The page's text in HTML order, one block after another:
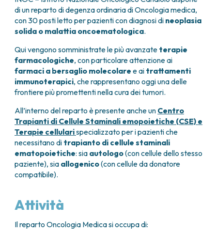
TUMORI TESTA E COLLO
TUMORI TIROIDE E GHIANDOLE ENDOCRINE
APPARATO GENITALE-RIPRODUTTIVO
ENDOMETRIOSI
FIBROMI UTERINI
TUMORE CERVICE UTERINA
TUMORI ENDOMETRIO
TUMORI MAMMELLA
TUMORI OVAIO
TUMORI PROSTATA
TUMORI TESTICOLO
TUMORI VESCICA
TUMORI VULVA
TUMORI DI PELLE, SANGUE E TESSUTI
LEUCEMIE ACUTE
MELANOMI
METASTASI DEL SISTEMA NERVOSO CENTRALE
AREE CHIRURGICHE
ANESTESIA E RIANIMAZIONE
BREAST UNIT
CENTRO PER I TUMORI DELL’OVAIO
CHIRURGIA ONCOLOGICA
CHIRURGIA PLASTICA RICOSTRUTTIVA
CHIRURGIA TORACICA ONCOLOGICA
CHIRURGIA DEI TUMORI DELLA PELLE
CHIRURGIA UROLOGICA
CHIRURGIA SENOLOGICA
GASTROENTEROLOGIA ED ENDOSCOPIA
DIGESTIVA
GINECOLOGIA ONCOLOGICA E TUMORI
EREDITARI
OTORINOLARINGOIATRIA
DIREZIONE ASSISTENZIALE E TECNICA
FARMACIA
COME RAGGIUNGERCI
OSPITALITÀ SOLIDALE
ASSISTENTE SOCIALE
I VOLONTARI
DOCUMENTI UTILI
LISTE D’ATTESA
TECHNOLOGY TRANSFER OFFICE (TTO)
LABORATORI
GENOMICS CENTRE
PROGETTI INTERNAZIONALI
PROGETTI NAZIONALI
RICERCA ONCOLOGICA
SOSTIENI LA RICERCA
HOSPICE
NEWS
SOSTIENI LA RICERCA PRENOTA
di un reparto di degenza ordinaria di Oncologia medica,
con 30 posti letto per pazienti con diagnosi di neoplasia
solida o malattia oncoematologica.
Qui vengono somministrate le più avanzate terapie
farmacologiche, con particolare attenzione ai
farmaci a bersaglio molecolare e ai trattamenti
immunoterapici, che rappresentano oggi una delle
frontiere più promettenti nella cura dei tumori.
All’interno del reparto è presente anche un Centro
Trapianti di Cellule Staminali emopoietiche (CSE) e
Terapie cellularispecializzato per i pazienti che
necessitano di trapianto di cellule staminali
ematopoietiche: sia autologo(con cellule dello stesso
paziente), sia allogenico(con cellule da donatore
compatibile).
Attività
Il reparto Oncologia Medica si occupa di: